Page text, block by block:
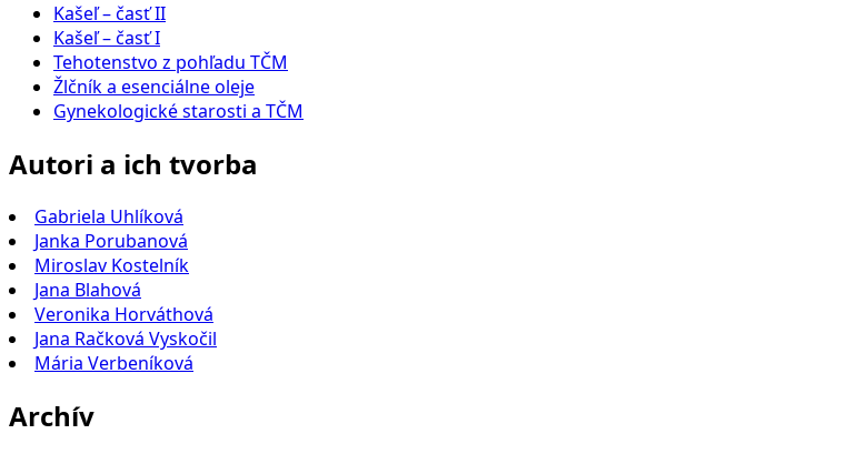
Kašeľ – časť II
Kašeľ – časť I
Tehotenstvo z pohľadu TČM
Žlčník a esenciálne oleje
Gynekologické starosti a TČM
Autori a ich tvorba
Gabriela Uhlíková
Janka Porubanová
Miroslav Kostelník
Jana Blahová
Veronika Horváthová
Jana Račková Vyskočil
Mária Verbeníková
Archív